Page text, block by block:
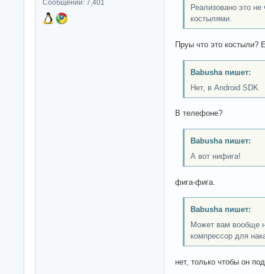
Сообщений: 7,401
Реализовано это
костылями.
Пруы что это костыли?
Babusha пишет:
Нет, в Android SDK
В телефоне?
Babusha пишет:
А вот нифига!
фига-фига.
Babusha пишет:
Может вам вообще
компрессор для
нет, только чтобы он